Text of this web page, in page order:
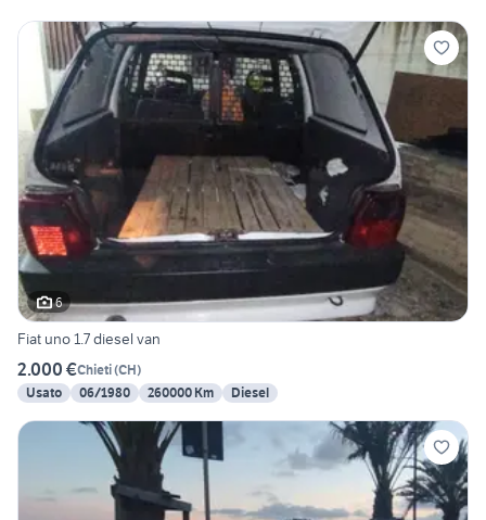
6
Fiat uno 1.7 diesel van
2.000 €Chieti(CH)
Usato
06/1980 260000 Km Diesel